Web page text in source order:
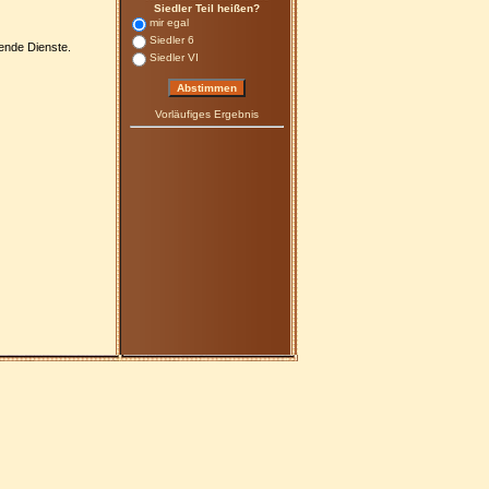
Dienste.
Siedler Teil heißen?
mir egal
Siedler 6
Siedler VI
Vorläufiges Ergebnis